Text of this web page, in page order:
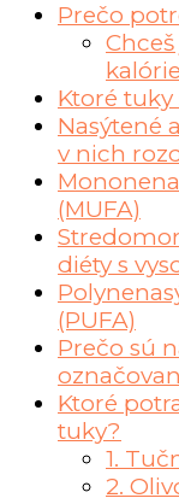
Prečo
Ktoré tuky
Nasýtené
v nich
(MUFA)
diéty s
(PUFA)
Prečo sú
Ktoré
tuky?
1.
2.